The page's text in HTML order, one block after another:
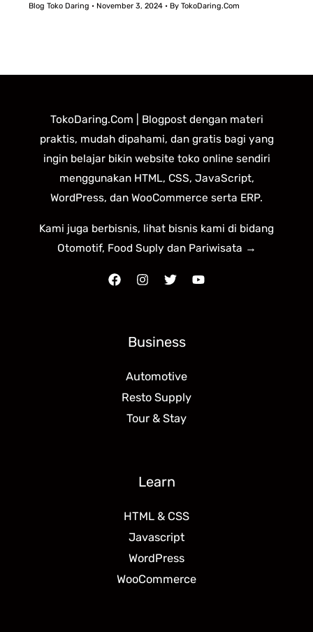
Blog Toko Daring • November 3, 2024 • ByTokoDaring.Com
TokoDaring.Com | Blogpost dengan materi
praktis, mudah dipahami, dan gratis bagi yang
ingin belajar bikin website toko online sendiri
menggunakan HTML, CSS, JavaScript,
WordPress, dan WooCommerce serta ERP.
Kami juga berbisnis, lihat bisnis kami di bidang
Otomotif, Food Suply dan Pariwisata →
Business
Automotive
Resto Supply
Tour & Stay
Learn
HTML & CSS
Javascript
WordPress
WooCommerce